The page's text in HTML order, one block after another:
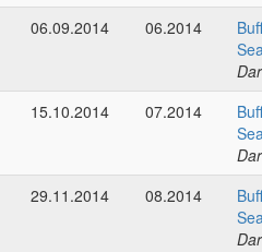
06.09.2014
06.2014
15.10.2014
07.2014
29.11.2014
08.2014